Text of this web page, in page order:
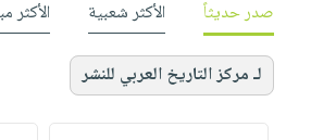
صدر حديثاً الأكثر شعبية الأكثر
لـ مركز التاريخ العربي للنشر